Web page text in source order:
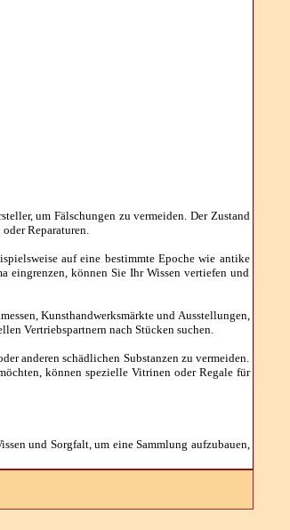
um Fälschungen zu vermeiden. Der Zustand
Reparaturen.
auf eine bestimmte Epoche wie antike
eingrenzen, können Sie Ihr Wissen vertiefen und
Kunsthandwerksmärkte und Ausstellungen,
Vertriebspartnern nach Stücken suchen.
anderen schädlichen Substanzen zu vermeiden.
können spezielle Vitrinen oder Regale für
und Sorgfalt, um eine Sammlung aufzubauen,